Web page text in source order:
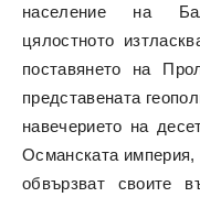
население на
цялостното
поставянето на
представената
навечерието на
Османската империя,
обвързват своите